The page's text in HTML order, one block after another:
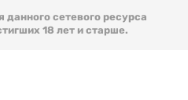
сетевого ресурса
18 лет и старше.